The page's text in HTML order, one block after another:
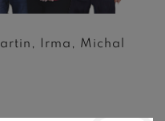
Irma, Michal